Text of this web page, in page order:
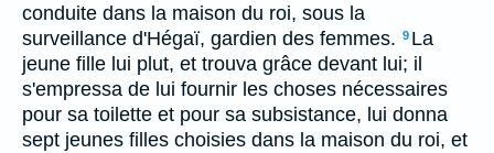
conduite dans la maison du roi, sous la
surveillance d'Hégaï, gardien des femmes. 9 La
jeune fille lui plut, et trouva grâce devant lui; il
s'empressa de lui fournir les choses nécessaires
pour sa toilette et pour sa subsistance, lui donna
sept jeunes filles choisies dans la maison du roi, et